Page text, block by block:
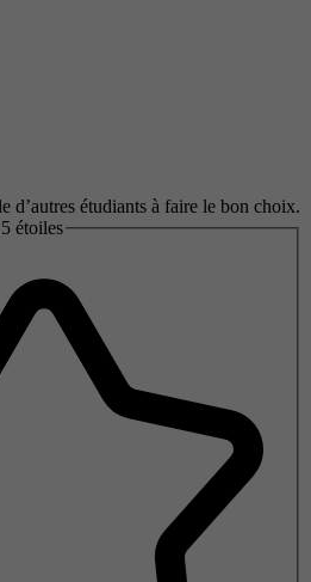
d’autres étudiants à faire le bon choix.
étoiles